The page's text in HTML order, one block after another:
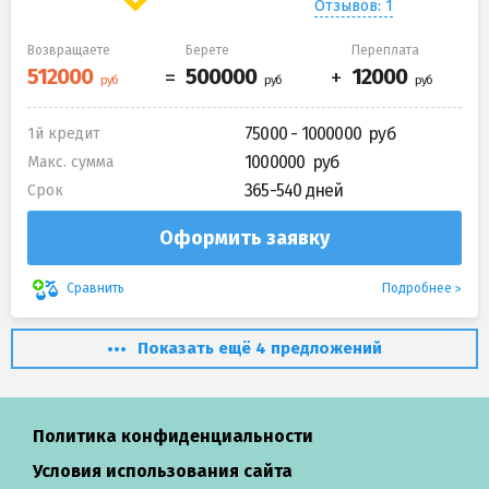
Отзывов: 1
Возвращаете Берете Переплата
1й кредит 75000 - 1000000
Макс. сумма 1000000
Срок 365-540 дней
Оформить заявку
Сравнить Подробнее
Показать ещё 4 предложений
Политика конфиденциальности
Условия использования сайта